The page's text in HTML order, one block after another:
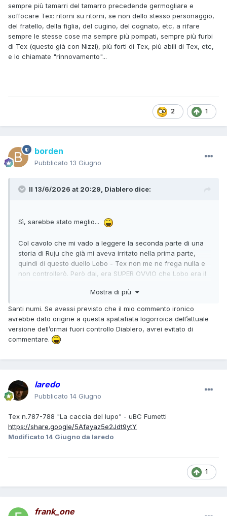
sempre più tamarri del tamarro precedende germogliare e
soffocare Tex: ritorni su ritorni, se non dello stesso personaggio,
del fratello, della figlia, del cugino, del cognato, etc, a rifare
sempre le stesse cose ma sempre più pompati, sempre più furbi
di Tex (questo già con Nizzi), più forti di Tex, più abili di Tex, etc,
e lo chiamate "rinnovamento"...
2 1
borden
Pubblicato 13 Giugno
Il 13/6/2026 at 20:29, Diablero dice:
Sì, sarebbe stato meglio...
Col cavolo che mi vado a leggere la seconda parte di una
storia di Ruju che già mi aveva irritato nella prima parte,
quindi di questo duello Lobo - Tex non me ne frega nulla e
non controllerò. Però dai, era SUPER OVVIO che Lobo era il
all'inverosimile nella prima parte gli avrebbe fatto fare cose
Ruju è così, ha una venerazione per l'ultratamarro e i
"colpetti di scenetta" stereotipati. Ma a parte renderlo
secondo me totalmente inadatto a Tex (che non è tamarro),
questa cosa mostra una certa "sordità tonale": per fare
questa fissa per i tamarri. Quando vede che non ha
funzionato, Ruju evidentemente dice "si vede che non era
tamarraggine che me lo ha reso sempre più illeggibile e
respinge i lettori.
sia per ribadire che proprio era "sbagliata" come storia (ma
cos'è questa mania che vi è preso del "celebrare" eroi
mostrandoli sconfitti, battuti, mostrando che vecchie vittorie
dettaglio della sfida.
Mostra di più
Santi numi. Se avessi previsto che il mio commento ironico
avrebbe dato origine a questa spatafiata logorroica dell’attuale
versione dell’ormai fuori controllo Diablero, avrei evitato di
commentare.
laredo
Pubblicato 14 Giugno
Tex n.787-788 "La caccia del lupo" - uBC Fumetti
https://share.google/5Afayaz5e2Jdt9ytY
Modificato 14 Giugno da laredo
1
frank_one